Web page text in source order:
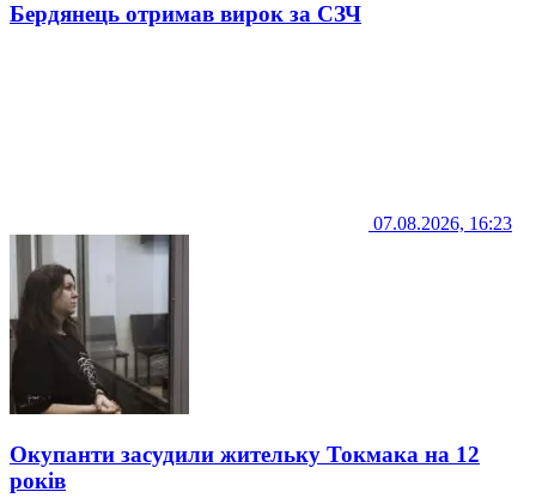
Бердянець отримав вирок за СЗЧ
07.08.2026, 16:23
Окупанти засудили жительку Токмака на 12
років